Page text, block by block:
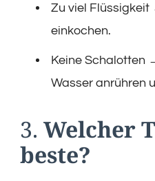
Zu viel
einkochen.
Keine Schalotten
Wasser anrühren
3. Welcher
beste?